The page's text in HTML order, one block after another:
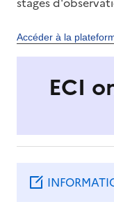
Accéder à la
ECI